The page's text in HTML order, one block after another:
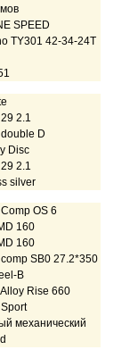
SPEED
TY301 42-34-24T
2.1
D
Disc
2.1
silver
OS 6
160
160
SB0 27.2*350
B
Rise 660
механический